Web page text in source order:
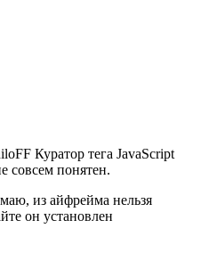
Куратор тега JavaScript
совсем понятен.
из айфрейма нельзя
он установлен